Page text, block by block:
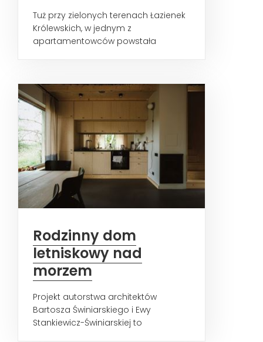
Tuż przy zielonych terenach Łazienek
Królewskich, w jednym z
apartamentowców powstała
Rodzinny dom
letniskowy nad
morzem
Projekt autorstwa architektów
Bartosza Świniarskiego i Ewy
Stankiewicz-Świniarskiej to